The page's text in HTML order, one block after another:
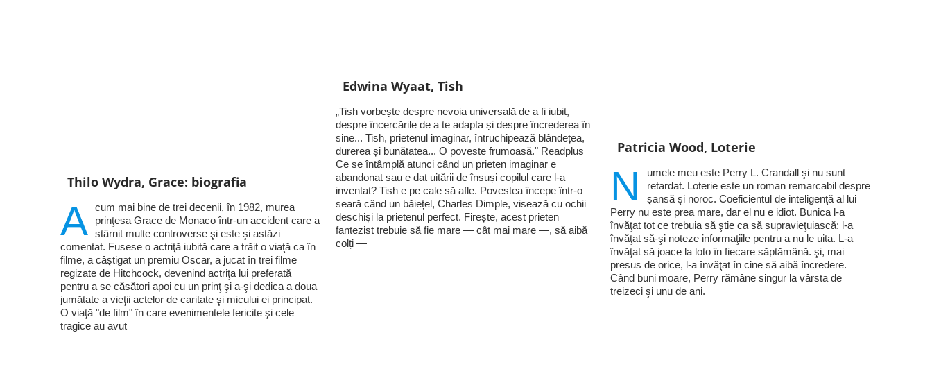
Thilo Wydra, Grace: biografia
A cum mai bine de trei decenii, în 1982, murea
prinţesa Grace de Monaco într-un accident care a
stârnit multe controverse şi este şi astăzi
comentat. Fusese o actriţă iubită care a trăit o viaţă ca în
filme, a câştigat un premiu Oscar, a jucat în trei filme
regizate de Hitchcock, devenind actriţa lui preferată
pentru a se căsători apoi cu un prinţ şi a-şi dedica a doua
jumătate a vieţii actelor de caritate şi micului ei principat.
O viaţă "de film" în care evenimentele fericite şi cele
tragice au avut
Edwina Wyaat, Tish
„Tish vorbește despre nevoia universală de a fi iubit,
despre încercările de a te adapta și despre încrederea în
sine... Tish, prietenul imaginar, întruchipează blândețea,
durerea și bunătatea... O poveste frumoasă." Readplus
Ce se întâmplă atunci când un prieten imaginar e
abandonat sau e dat uitării de însuși copilul care l-a
inventat? Tish e pe cale să afle. Povestea începe într-o
seară când un băiețel, Charles Dimple, visează cu ochii
deschiși la prietenul perfect. Firește, acest prieten
fantezist trebuie să fie mare — cât mai mare —, să aibă
colți —
Patricia Wood, Loterie
N
umele meu este Perry L. Crandall şi nu sunt
retardat. Loterie este un roman remarcabil despre
şansă şi noroc. Coeficientul de inteligenţă al lui
Perry nu este prea mare, dar el nu e idiot. Bunica l-a
învăţat tot ce trebuia să ştie ca să supravieţuiască: l-a
învăţat să-şi noteze informaţiile pentru a nu le uita. L-a
învăţat să joace la loto în fiecare săptămână. şi, mai
presus de orice, l-a învăţat în cine să aibă încredere.
Când buni moare, Perry rămâne singur la vârsta de
treizeci şi unu de ani.